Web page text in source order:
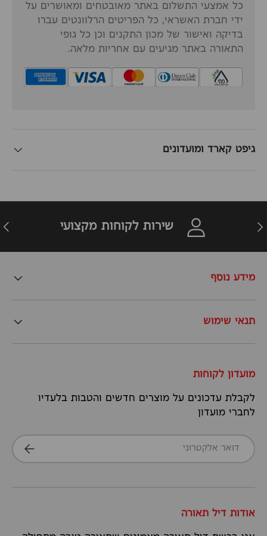
כל אמצעי התשלום באתר מאובטחים ומאושרים על
ידי חברת האשראי, כל הפריטים הרלוונטים עברו
בדיקה ואישור של מכון התקנים וכן כל גופי
התאורה באתר מגיעים עם אחריות מלאה.
גיפט קארד ומועדונים
חזרה שירות לקוחות מקצועי
מידע נוסף
תנאי שימוש
מועדון לקוחות
לקבלת עדכונים על מוצרים חדשים והטבות בלעדיו
לחברי מועדון
דואר אלקטרוני
הרשמה
אודות דיל תאורה